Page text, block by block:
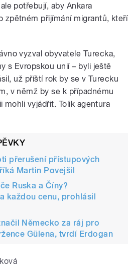
potřebují, aby Ankara
zpětném přijímání migrantů, kteří
vyzval obyvatele Turecka,
s Evropskou unií – byli ještě
už příští rok by se v Turecku
v němž by se k případnému
vyjádřit. Tolik agentura
přerušení přístupových
Martin Povejšil
Ruska a Číny?
každou cenu, prohlásil
Německo za ráj pro
Gülena, tvrdí Erdogan